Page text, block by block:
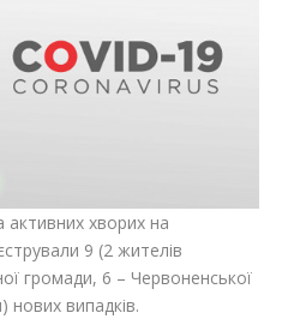
хворих на
9 (2 жителів
громади, 6 – Червоненської
нових випадків.